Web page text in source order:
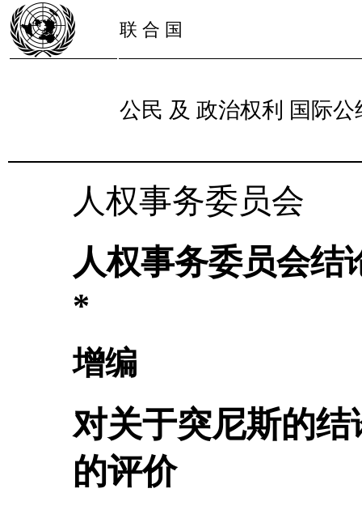
联 合 国
公民 及 政治权利 国际公
人权事务委员会
人权事务委员会结
*
增编
对关于突尼斯的
的评价